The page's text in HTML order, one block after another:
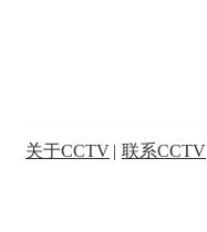
关于CCTV | 联系CCTV